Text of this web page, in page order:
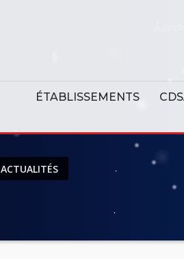
ÉTABLISSEMENTS
ACTUALITÉS